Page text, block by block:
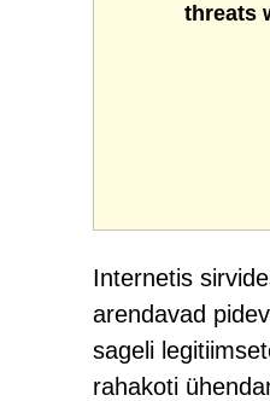
threats
Internetis
arendavad
sageli
rahakoti